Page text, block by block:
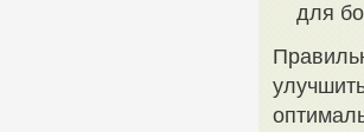
для